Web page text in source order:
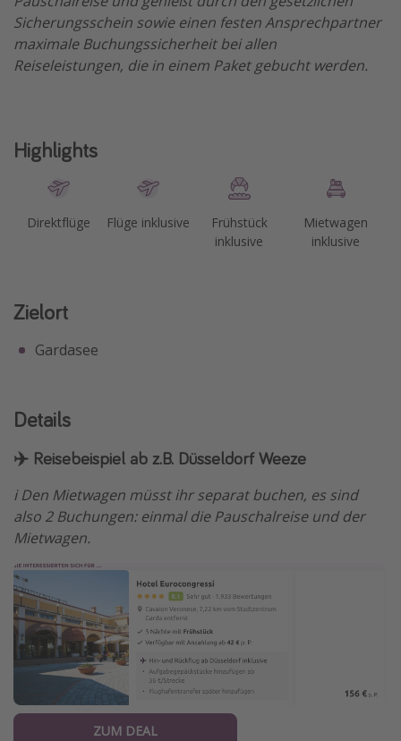
Sicherungsschein sowie einen festen Ansprechpartner
maximale Buchungssicherheit bei allen
Reiseleistungen, die in einem Paket gebucht werden.
Highlights
Direktflüge Flüge inklusive
Frühstück
inklusive
Mietwagen
inklusive
Zielort
Gardasee
Details
✈️ Reisebeispiel ab z.B. Düsseldorf Weeze
ℹ️ Den Mietwagen müsst ihr separat buchen, es sind
also 2 Buchungen: einmal die Pauschalreise und der
Mietwagen.
ZUM DEAL